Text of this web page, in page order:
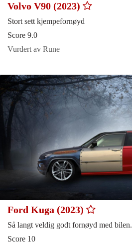
Volvo V90 (2023)
Stort sett kjempefornøyd
Score 9.0
Vurdert av Rune
Ford Kuga (2023)
Så langt veldig godt fornøyd med bilen.
Score 10